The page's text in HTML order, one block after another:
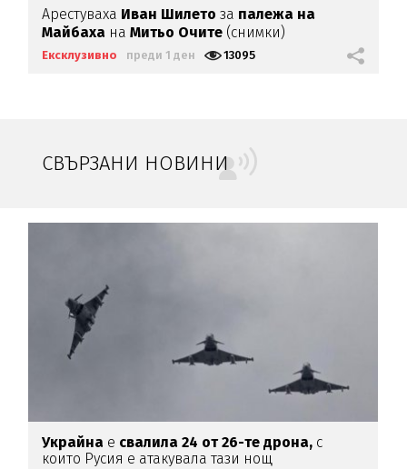
Арестуваха Иван Шилетоза палежа на
Майбаха наМитьо Очите (снимки)
Ексклузивно преди 1 ден 13095
СВЪРЗАНИ НОВИНИ
Украйна е свалила 24 от 26-те дрона, с
които Русия е атакувала тази нощ